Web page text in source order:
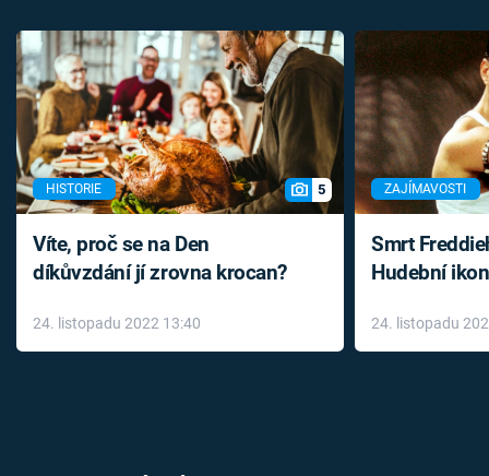
HISTORIE 5
Víte, proč se na Den
díkůvzdání jí zrovna krocan?
24. listopadu 2022 13:40
ZAJÍMAVOSTI
Smrt
Hudební
léky
24. listopadu